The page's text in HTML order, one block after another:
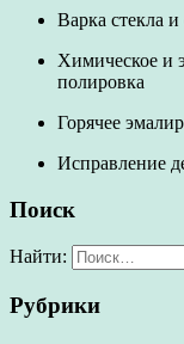
Варка стекла и
Химическое и
полировка
Горячее
Исправление
Поиск
Найти:
Рубрики